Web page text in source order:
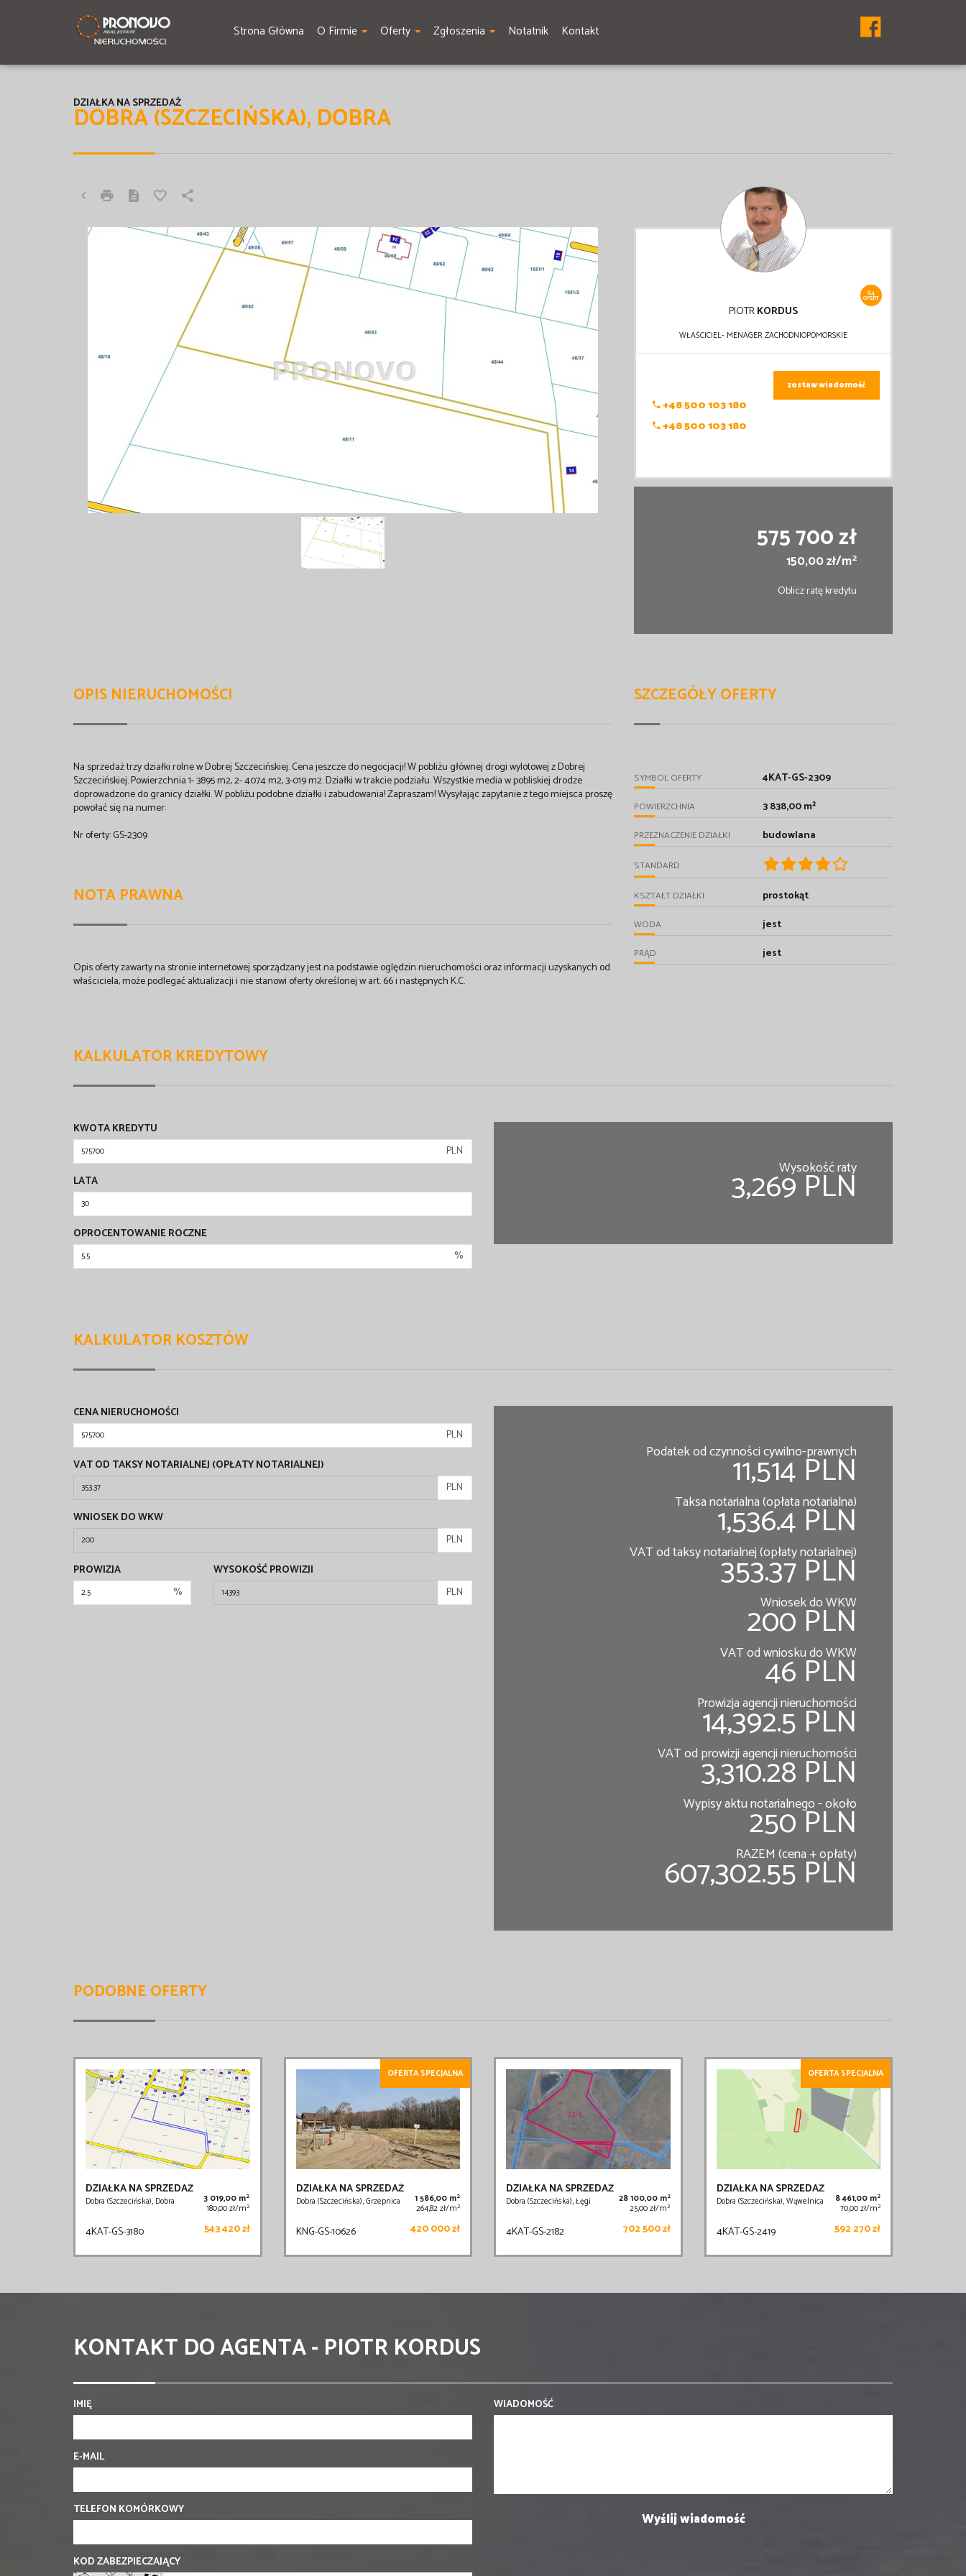
Strona Główna O Firmie Oferty Zgłoszenia Notatnik Kontakt
DOBRA (SZCZECIŃSKA), DOBRA
DZIAŁKA NA SPRZEDAŻ
84
OFERT
PIOTRKORDUS
WŁAŚCICIEL- MENAGER ZACHODNIOPOMORSKIE
+48 500 103 180
+48 500 103 180
zostaw wiadomość
575 700 zł
150,00 zł/m2
Oblicz ratę kredytu
OPIS NIERUCHOMOŚCI
Na sprzedaż trzy działki rolne w Dobrej Szczecińskiej. Cena jeszcze do negocjacji! W pobliżu głównej drogi wylotowej z Dobrej
Szczecińskiej. Powierzchnia 1- 3895 m2, 2- 4074 m2, 3-019 m2. Działki w trakcie podziału. Wszystkie media w pobliskiej drodze
doprowadzone do granicy działki. W pobliżu podobne działki i zabudowania! Zapraszam! Wysyłając zapytanie z tego miejsca proszę
powołać się na numer:
Nr oferty: GS-2309
NOTA PRAWNA
Opis oferty zawarty na stronie internetowej sporządzany jest na podstawie oględzin nieruchomości oraz informacji uzyskanych od
właściciela, może podlegać aktualizacji i nie stanowi oferty określonej w art. 66 i następnych K.C.
SZCZEGÓŁY OFERTY
SYMBOL OFERTY 4KAT-GS-2309
POWIERZCHNIA 3 838,00 m²
PRZEZNACZENIE DZIAŁKI budowlana
STANDARD
KSZTAŁT DZIAŁKI prostokąt
WODA jest
PRĄD jest
KALKULATOR KREDYTOWY
KWOTA KREDYTU
PLN
LATA
OPROCENTOWANIE ROCZNE
%
Wysokość raty
3,269 PLN
KALKULATOR KOSZTÓW
CENA NIERUCHOMOŚCI
PLN
VAT OD TAKSY NOTARIALNEJ (OPŁATY NOTARIALNEJ)
PLN
WNIOSEK DO WKW
PLN
PROWIZJA
%
WYSOKOŚĆ PROWIZJI
PLN
Podatek od czynności cywilno-prawnych
11,514 PLN
Taksa notarialna (opłata notarialna)
1,536.4 PLN
VAT od taksy notarialnej (opłaty notarialnej)
353.37 PLN
Wniosek do WKW
200 PLN
VAT od wniosku do WKW
46 PLN
Prowizja agencji nieruchomości
14,392.5 PLN
VAT od prowizji agencji nieruchomości
3,310.28 PLN
Wypisy aktu notarialnego - około
250 PLN
RAZEM (cena + opłaty)
607,302.55 PLN
PODOBNE OFERTY
DZIAŁKA NA SPRZEDAŻ
Dobra (Szczecińska), Dobra 3 019,00 m2
180,00 zł/m2
4KAT-GS-3180 543 420 zł
OFERTA SPECJALNA
DZIAŁKA NA SPRZEDAŻ
Dobra (Szczecińska), Grzepnica 1 586,00 m2
264,82 zł/m2
KNG-GS-10626 420 000 zł
DZIAŁKA NA SPRZEDAŻ
Dobra (Szczecińska), Łęgi 28 100,00 m2
25,00 zł/m2
4KAT-GS-2182 702 500 zł
OFERTA SPECJALNA
DZIAŁKA NA SPRZEDAŻ
Dobra (Szczecińska), Wąwelnica 8 461,00 m2
70,00 zł/m2
4KAT-GS-2419 592 270 zł
KONTAKT DO AGENTA - PIOTR KORDUS
IMIĘ
E-MAIL
TELEFON KOMÓRKOWY
KOD ZABEZPIECZAJĄCY
WIADOMOŚĆ